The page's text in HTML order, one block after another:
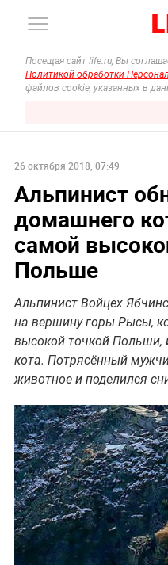
Посещая сайт life.ru, Вы
Политикой обработки
файлов cookie, указанных в
26 октября 2018, 07:49
Альпинист
домашнего
самой
Польше
Альпинист Войцех
на вершину горы Рысы,
высокой точкой
кота. Потрясённый
животное и поделился